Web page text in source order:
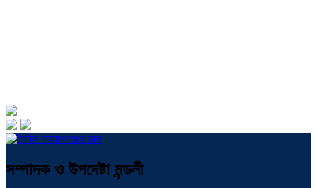
সম্পাদক ও উপদেষ্টা মন্ডলী